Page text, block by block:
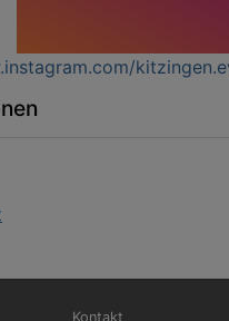
Fußbereichsmenü
Kontakt